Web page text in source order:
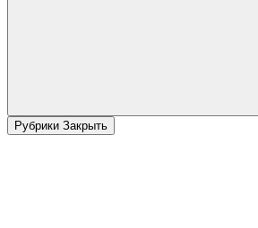
Рубрики Закрыть